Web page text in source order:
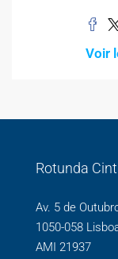
Voir
Rotunda
Av. 5 de
1050-058
AMI 21937